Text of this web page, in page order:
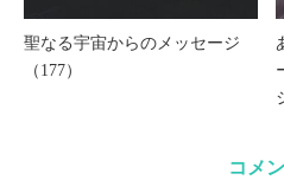
聖なる宇宙からのメッセージ
（177）
コメ